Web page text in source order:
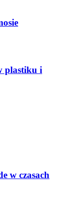
plastiku i
w czasach